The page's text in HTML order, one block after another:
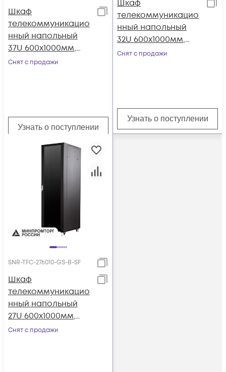
Шкаф
телекоммуникацио
нный напольный
37U 600x1000мм,
серия TFC (SNR-TFC-
Снят с продажи
Узнать о поступлении
Шкаф
телекоммуникацио
нный напольный
32U 600x1000мм,
серия TFC (SNR-TFC-
Снят с продажи
Узнать о поступлении
SNR-TFC-276010-GS-B-SF
Шкаф
телекоммуникацио
нный напольный
27U 600x1000мм,
серия TFC (SNR-TFC-
Снят с продажи